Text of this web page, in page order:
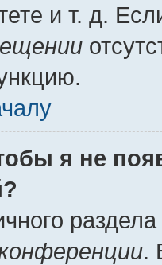
и т. д.
я не
.